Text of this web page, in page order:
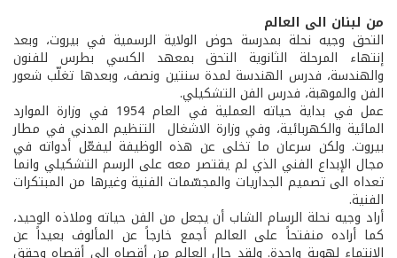
من لبنان الى العالم
التحق وجيه نحلة بمدرسة حوض الولاية الرسمية في بيروت، وبعد
إنتهاء المرحلة الثانوية التحق بمعهد الكسي بطرس للفنون
والهندسة، فدرس الهندسة لمدة سنتين ونصف، وبعدها تغلّب شعور
الفن والموهبة، فدرس الفن التشكيلي.
عمل في بداية حياته العملية في العام 1954 في وزارة الموارد
المائية والكهربائية، وفي وزارة الاشغال ­ التنظيم المدني في مطار
بيروت. ولكن سرعان ما تخلى عن هذه الوظيفة ليفعّل أدواته في
مجال الإبداع الفني الذي لم يقتصر معه على الرسم التشكيلي وانما
تعداه الى تصميم الجداريات والمجسّمات الفنية وغيرها من المبتكرات
الفنية.
أراد وجيه نحلة الرسام الشاب أن يجعل من الفن حياته وملاذه الوحيد،
كما أراده منفتحاً على العالم أجمع خارجاً عن المألوف بعيداً عن
الإنتماء لهوية واحدة. ولقد جال العالم من أقصاه الى أقصاه وحقق